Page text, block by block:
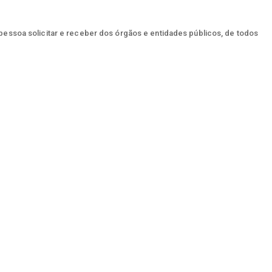
solicitar e receber dos órgãos e entidades públicos, de todos